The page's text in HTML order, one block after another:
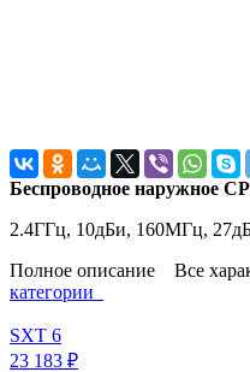
Беспроводное наружное
2.4ГГц, 10дБи, 160МГц,
Полное описание
Все
категории
SXT 6
23 183 ₽